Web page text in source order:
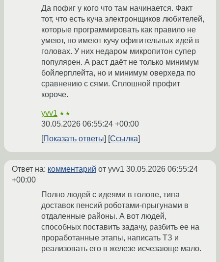
Да пофиг у кого что там начинается. Факт
тот, что есть куча электронщиков любителей,
которые программировать как правило не
умеют, но имеют кучу офигительных идей в
головах. У них недаром микропитон супер
популярен. А раст даёт не только минимум
бойлерплейта, но и минимум оверхеда по
сравнению с сями. Сплошной профит
короче.
yvv1 ★★
30.05.2026 06:55:24 +00:00
Показать ответы
Ссылка
Ответ на: комментарий от yvv1 30.05.2026 06:55:24
+00:00
Полно людей с идеями в голове, типа
доставок пенсий роботами-прыгунами в
отдаленные районы. А вот людей,
способных поставить задачу, разбить ее на
проработанные этапы, написать ТЗ и
реализовать его в железе исчезающе мало.